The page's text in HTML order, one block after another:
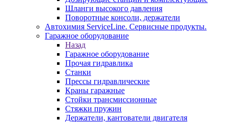
Шланги высокого давления
Поворотные консоли, держатели
Автохимия ServiceLine. Сервисные продукты.
Гаражное оборудование
Назад
Гаражное оборудование
Прочая гидравлика
Станки
Прессы гидравлические
Краны гаражные
Стойки трансмиссионные
Стяжки пружин
Держатели, кантователи двигателя